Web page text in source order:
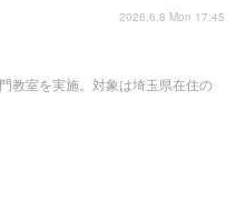
教室を実施。対象は埼玉県在住の
2026.6.8 Mon 17:45